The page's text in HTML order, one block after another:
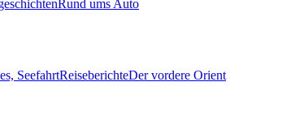
Rund ums Auto
SeefahrtReiseberichteDer vordere Orient